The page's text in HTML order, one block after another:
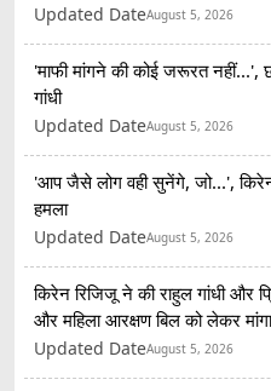
Updated DateAugust 5, 2026
'माफी मांगने की कोई जरूरत नहीं...',
गांधी
Updated DateAugust 5, 2026
'आप जैसे लोग वही सुनेंगे, जो...',
हमला
Updated DateAugust 5, 2026
किरेन रिजिजू ने की राहुल गांधी और
और महिला आरक्षण बिल को लेकर
Updated DateAugust 5, 2026